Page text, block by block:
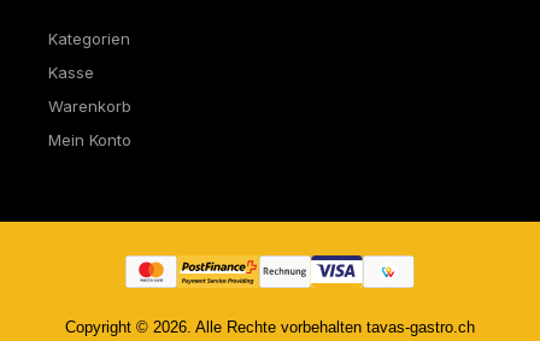
Kategorien
Kasse
Warenkorb
Mein Konto
Copyright © 2026. Alle Rechte vorbehalten tavas-gastro.ch